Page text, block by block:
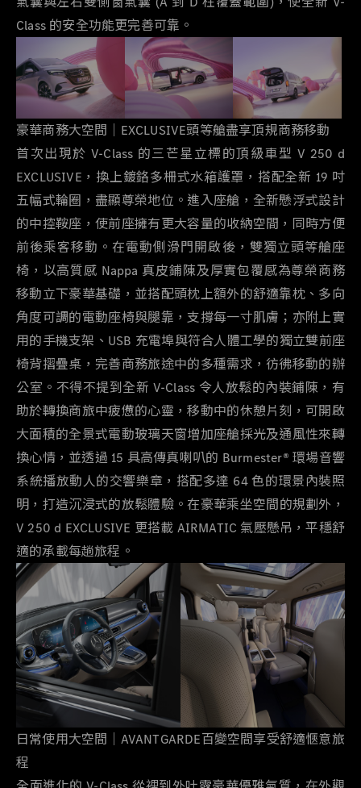
Class 的安全功能更完善可靠。
豪華商務大空間｜ EXCLUSIVE頭等艙盡享頂規商務移動
首次出現於 V-Class 的三芒星立標的頂級車型 V 250 d
EXCLUSIVE ，換上鍍鉻多柵式水箱護罩，搭配全新 19 吋
五幅式輪圈，盡顯尊榮地位。進入座艙，全新懸浮式設計
的中控鞍座，使前座擁有更大容量的收納空間，同時方便
前後乘客移動。在電動側滑門開啟後，雙獨立頭等艙座
椅，以高質感 Nappa 真皮鋪陳及厚實包覆感為尊榮商務
移動立下豪華基礎，並搭配頭枕上額外的舒適靠枕、多向
角度可調的電動座椅與腿靠，支撐每一寸肌膚；亦附上實
用的手機支架、 USB 充電埠與符合人體工學的獨立雙前座
椅背摺疊桌，完善商務旅途中的多種需求，彷彿移動的辦
公室。不得不提到全新 V-Class 令人放鬆的內裝鋪陳，有
助於轉換商旅中疲憊的心靈，移動中的休憩片刻，可開啟
大面積的全景式電動玻璃天窗增加座艙採光及通風性來轉
換心情，並透過 15 具高傳真喇叭的 Burmester®環場音響
系統播放動人的交響樂章，搭配多達 64色的環景內裝照
明，打造沉浸式的放鬆體驗。在豪華乘坐空間的規劃外，
V 250 d EXCLUSIVE 更搭載 AIRMATIC 氣壓懸吊，平穩舒
適的承載每趟旅程。
日常使用大空間｜ AVANTGARDE百變空間享受舒適愜意旅
程